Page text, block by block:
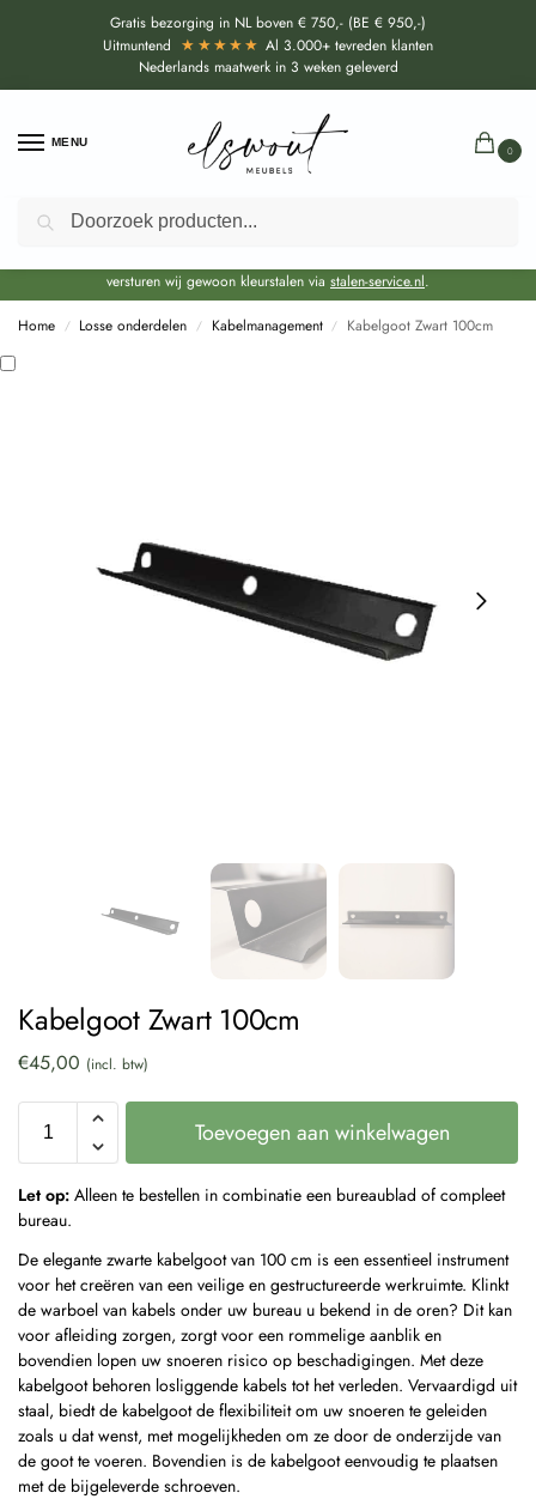
Gratis bezorging in NL boven € 750,- (BE € 950,-)
Uitmuntend ★★★★★ Al 3.000+ tevreden klanten
Nederlands maatwerk in 3 weken geleverd
MENU
0
Door de bouwvakperiode geldt momenteel een EXTRA levertijd van circa 3
weken bovenop de reguliere levertijd.
versturen wij gewoon kleurstalen via stalen-service.nl.
Home / Losse onderdelen / Kabelmanagement / Kabelgoot Zwart 100cm
Kabelgoot Zwart 100cm
€45,00 (incl. btw)
Toevoegen aan winkelwagen
Let op: Alleen te bestellen in combinatie een bureaublad of compleet
bureau.
De elegante zwarte kabelgoot van 100 cm is een essentieel instrument
voor het creëren van een veilige en gestructureerde werkruimte. Klinkt
de warboel van kabels onder uw bureau u bekend in de oren? Dit kan
voor afleiding zorgen, zorgt voor een rommelige aanblik en
bovendien lopen uw snoeren risico op beschadigingen. Met deze
kabelgoot behoren losliggende kabels tot het verleden. Vervaardigd uit
staal, biedt de kabelgoot de flexibiliteit om uw snoeren te geleiden
zoals u dat wenst, met mogelijkheden om ze door de onderzijde van
de goot te voeren. Bovendien is de kabelgoot eenvoudig te plaatsen
met de bijgeleverde schroeven.